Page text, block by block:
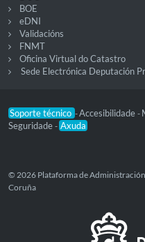
BOE
eDNI
Validacións
FNMT
Oficina Virtual do Catastro
Sede Electrónica Deputación
Soporte técnico -Accesibilidade -
Seguridade - Axuda
© 2026 Plataforma de
Coruña